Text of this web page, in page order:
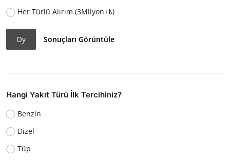
Her Türlü Alırım (3Milyon+₺)
Oy Sonuçları Görüntüle
Hangi Yakıt Türü İlk Tercihiniz?
Benzin
Dizel
Tüp